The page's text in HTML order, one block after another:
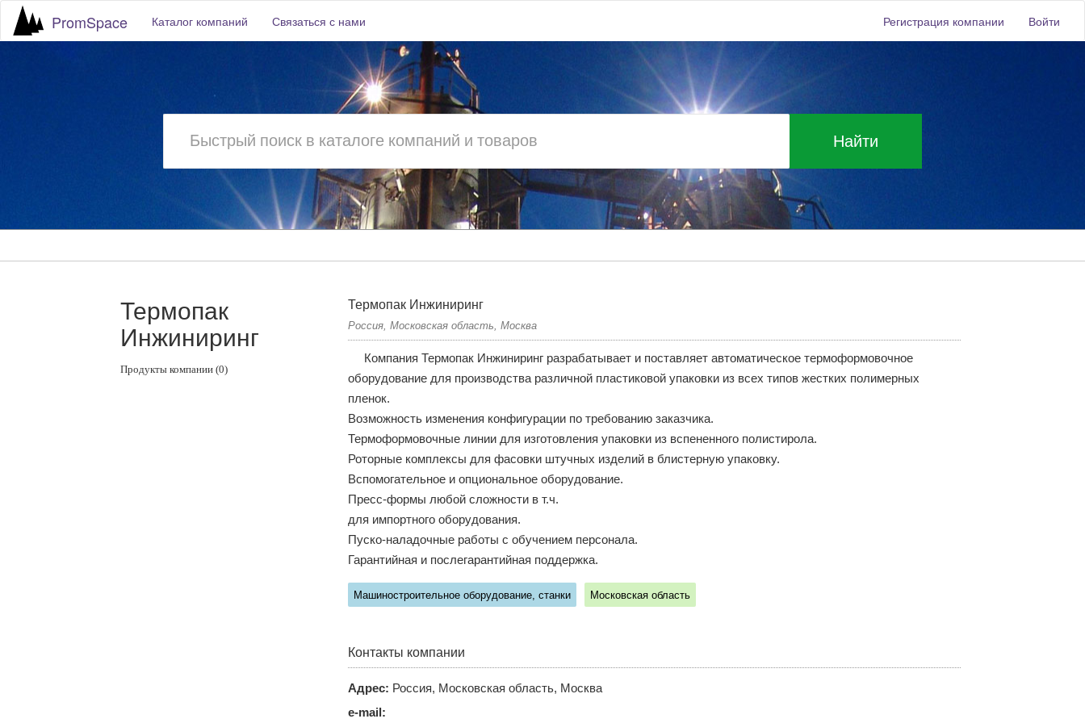
PromSpace Каталог компаний Связаться с нами Регистрация компании Войти
Найти
Термопак
Инжиниринг
Продукты компании (0)
Термопак Инжиниринг
Россия, Московская область, Москва
Компания Термопак Инжиниринг разрабатывает и поставляет автоматическое термоформовочное
оборудование для производства различной пластиковой упаковки из всех типов жестких полимерных
пленок.
Возможность изменения конфигурации по требованию заказчика.
Термоформовочные линии для изготовления упаковки из вспененного полистирола.
Роторные комплексы для фасовки штучных изделий в блистерную упаковку.
Вспомогательное и опциональное оборудование.
Пресс-формы любой сложности в т.ч.
для импортного оборудования.
Пуско-наладочные работы с обучением персонала.
Гарантийная и послегарантийная поддержка.
Машиностроительное оборудование, станки Московская область
Контакты компании
Адрес: Россия, Московская область, Москва
e-mail: